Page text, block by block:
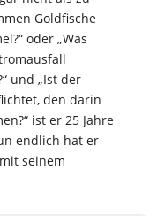
Goldfische
oder „Was
und „Ist der
den darin
ist er 25 Jahre
endlich hat er
seinem